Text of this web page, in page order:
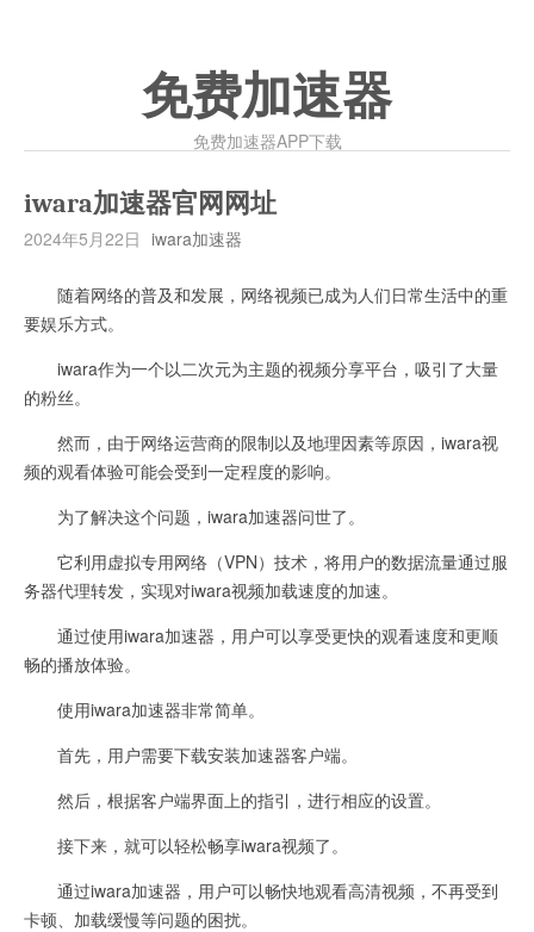
免费加速器
免费加速器APP下载
iwara加速器官网网址
2024年5月22日 iwara加速器
随着网络的普及和发展，网络视频已成为人们日常生活中的重
要娱乐方式。
iwara作为一个以二次元为主题的视频分享平台，吸引了大量
的粉丝。
然而，由于网络运营商的限制以及地理因素等原因，iwara视
频的观看体验可能会受到一定程度的影响。
为了解决这个问题，iwara加速器问世了。
它利用虚拟专用网络（VPN）技术，将用户的数据流量通过服
务器代理转发，实现对iwara视频加载速度的加速。
通过使用iwara加速器，用户可以享受更快的观看速度和更顺
畅的播放体验。
使用iwara加速器非常简单。
首先，用户需要下载安装加速器客户端。
然后，根据客户端界面上的指引，进行相应的设置。
接下来，就可以轻松畅享iwara视频了。
通过iwara加速器，用户可以畅快地观看高清视频，不再受到
卡顿、加载缓慢等问题的困扰。